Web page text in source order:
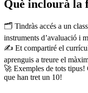
Què inclourà la
🗂 Tindràs accés a un
instruments d’avaluació i
✍️ Et compartiré el
aprenguis a treure el
🚀 Exemples de tots
que han tret un 10!